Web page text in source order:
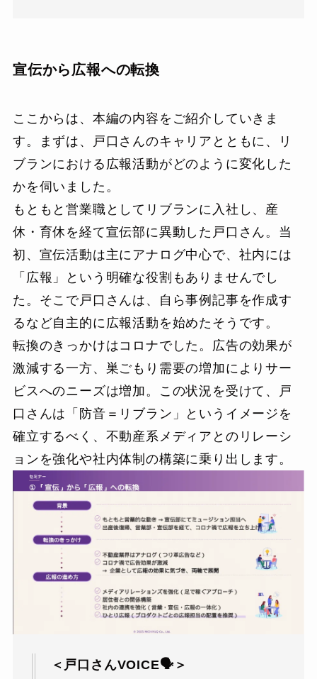
宣伝から広報への転換
ここからは、本編の内容をご紹介していきま
す。まずは、戸口さんのキャリアとともに、リ
ブランにおける広報活動がどのように変化した
かを伺いました。
もともと営業職としてリブランに入社し、産
休・育休を経て宣伝部に異動した戸口さん。当
初、宣伝活動は主にアナログ中心で、社内には
「広報」という明確な役割もありませんでし
た。そこで戸口さんは、自ら事例記事を作成す
るなど自主的に広報活動を始めたそうです。
転換のきっかけはコロナでした。広告の効果が
激減する一方、巣ごもり需要の増加によりサー
ビスへのニーズは増加。この状況を受けて、戸
口さんは「防音＝リブラン」というイメージを
確立するべく、不動産系メディアとのリレーシ
ョンを強化や社内体制の構築に乗り出します。
＜戸口さんVOICE🗣＞